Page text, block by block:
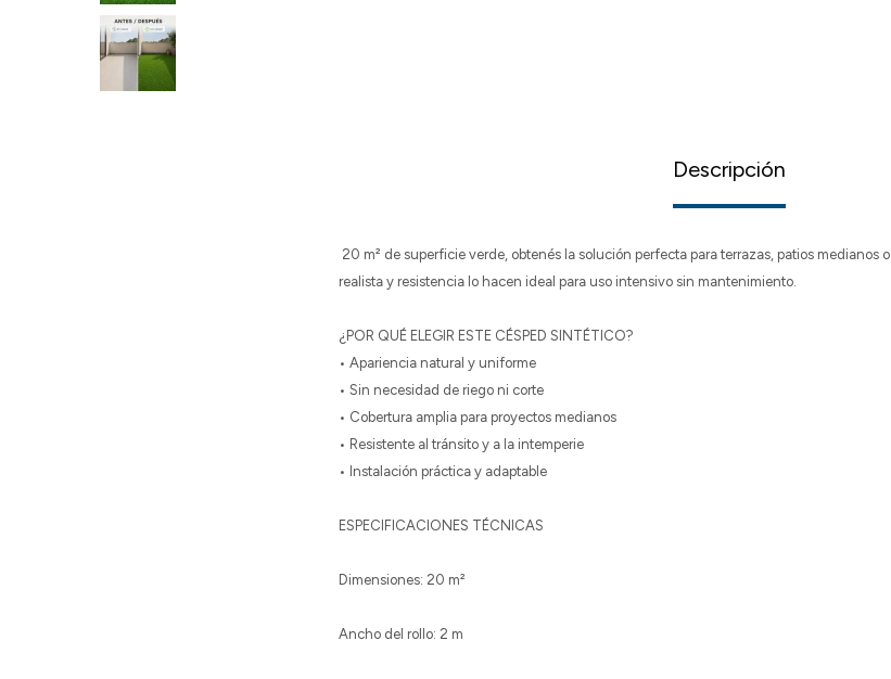
Descripción
20 m² de superficie verde, obtenés la solución perfecta para terrazas, patios medianos
realista y resistencia lo hacen ideal para uso intensivo sin mantenimiento.
¿POR QUÉ ELEGIR ESTE CÉSPED SINTÉTICO?
• Apariencia natural y uniforme
• Sin necesidad de riego ni corte
• Cobertura amplia para proyectos medianos
• Resistente al tránsito y a la intemperie
• Instalación práctica y adaptable
ESPECIFICACIONES TÉCNICAS
Dimensiones: 20 m²
Ancho del rollo: 2 m